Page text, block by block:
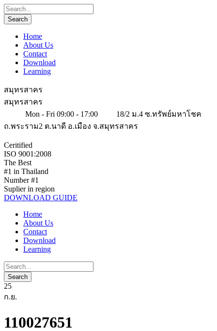
Home
About Us
Contact
Download
Learning
สมุทรสาคร
สมุทรสาคร
Mon - Fri 09:00 - 17:00
18/2 ม.4 ซ.ทรัพย์มหาโชค
ถ.พระราม2 ต.นาดี อ.เมือง จ.สมุทรสาคร
Ceritified
ISO 9001:2008
The Best
#1 in Thailand
Number #1
Suplier in region
DOWNLOAD GUIDE
Home
About Us
Contact
Download
Learning
25
ก.ย.
110027651